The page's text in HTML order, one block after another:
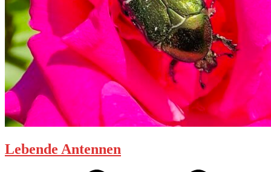
Lebende Antennen